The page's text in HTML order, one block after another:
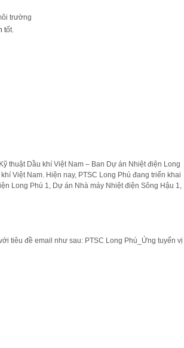
trường
tốt.
thuật Dầu khí Việt Nam – Ban Dự án Nhiệt điện Long
Việt Nam. Hiện nay, PTSC Long Phú đang triển khai
Long Phú 1, Dự án Nhà máy Nhiệt điện Sông Hậu 1,
tiêu đề email như sau: PTSC Long Phú_Ứng tuyển vị